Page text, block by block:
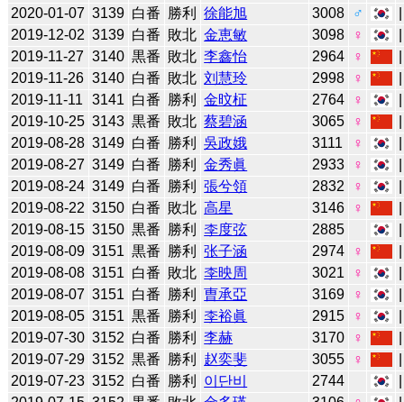
2020-01-07 3139 白番 勝利 徐能旭 3008 ♂
2019-12-02 3139 白番 敗北 金恵敏 3098 ♀
2019-11-27 3140 黒番 敗北 李鑫怡 2964 ♀
2019-11-26 3140 白番 敗北 刘慧玲 2998 ♀
2019-11-11
3141 白番 勝利 金旼柾 2764 ♀
2019-10-25 3143 黒番 敗北 蔡碧涵 3065 ♀
2019-08-28 3149 白番 勝利 吳政娥 3111 ♀
2019-08-27 3149 白番 勝利 金秀眞 2933 ♀
2019-08-24 3149 白番 勝利 張兮領 2832 ♀
2019-08-22 3150 白番 敗北 高星 3146 ♀
2019-08-15 3150 黒番 勝利 李度弦 2885
2019-08-09 3151 黒番 勝利 张子涵 2974 ♀
2019-08-08 3151 白番 敗北 李映周 3021 ♀
2019-08-07 3151 白番 勝利 曺承亞 3169 ♀
2019-08-05 3151 黒番 勝利 李裕眞 2915 ♀
2019-07-30 3152 白番 勝利 李赫 3170 ♀
2019-07-29 3152 黒番 勝利 赵奕斐 3055 ♀
2019-07-23 3152 白番 勝利 이단비 2744